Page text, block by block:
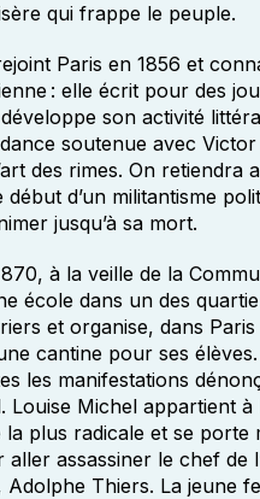
qui frappe le peuple.
Paris en 1856 et
: elle écrit pour des
son activité
soutenue avec
des rimes. On retiendra
d’un militantisme
jusqu’à sa mort.
à la veille de la
école dans un des
et organise, dans
cantine pour ses
les manifestations
Louise Michel appartient à
plus radicale et se porte
assassiner le chef de
Thiers. La jeune